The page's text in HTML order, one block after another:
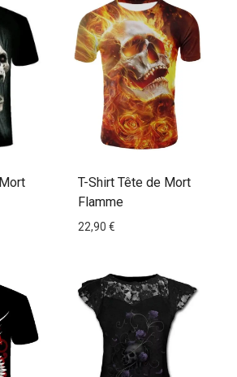
T-Shirt Tête de Mort
Flamme
22,90 €